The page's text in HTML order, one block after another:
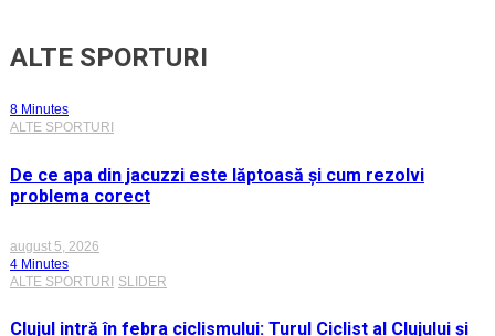
ALTE SPORTURI
8 Minutes
ALTE SPORTURI
De ce apa din jacuzzi este lăptoasă și cum rezolvi
problema corect
august 5, 2026
4 Minutes
ALTE SPORTURI SLIDER
Clujul intră în febra ciclismului: Turul Ciclist al Clujului și